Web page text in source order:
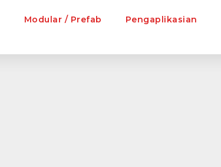
Modular / Prefab Pengaplikasian